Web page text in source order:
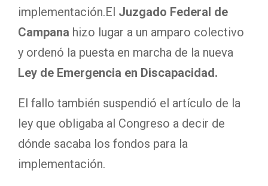
implementación.El Juzgado Federal de
Campana hizo lugar a un amparo colectivo
y ordenó la puesta en marcha de la nueva
Ley de Emergencia en Discapacidad.
El fallo también suspendió el artículo de la
ley que obligaba al Congreso a decir de
dónde sacaba los fondos para la
implementación.